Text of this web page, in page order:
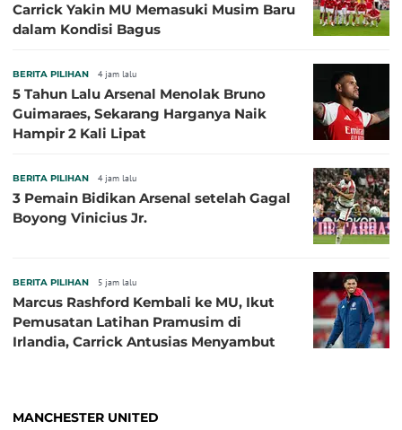
Carrick Yakin MU Memasuki Musim Baru
dalam Kondisi Bagus
BERITA PILIHAN 4 jam lalu
5 Tahun Lalu Arsenal Menolak Bruno
Guimaraes, Sekarang Harganya Naik
Hampir 2 Kali Lipat
BERITA PILIHAN 4 jam lalu
3 Pemain Bidikan Arsenal setelah Gagal
Boyong Vinicius Jr.
BERITA PILIHAN 5 jam lalu
Marcus Rashford Kembali ke MU, Ikut
Pemusatan Latihan Pramusim di
Irlandia, Carrick Antusias Menyambut
MANCHESTER UNITED